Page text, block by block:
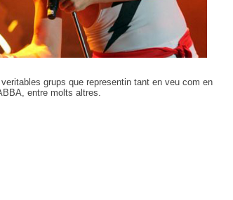
grups que representin tant en veu com en
entre molts altres.